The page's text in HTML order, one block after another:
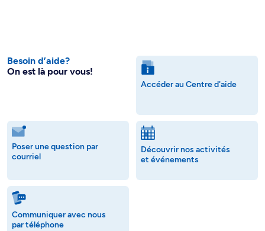
Besoin d’aide?
On est là pour vous!
Accéder au Centre d'aide
Poser une question par
courriel
Découvrir nos activités
et événements
Communiquer avec nous
par téléphone